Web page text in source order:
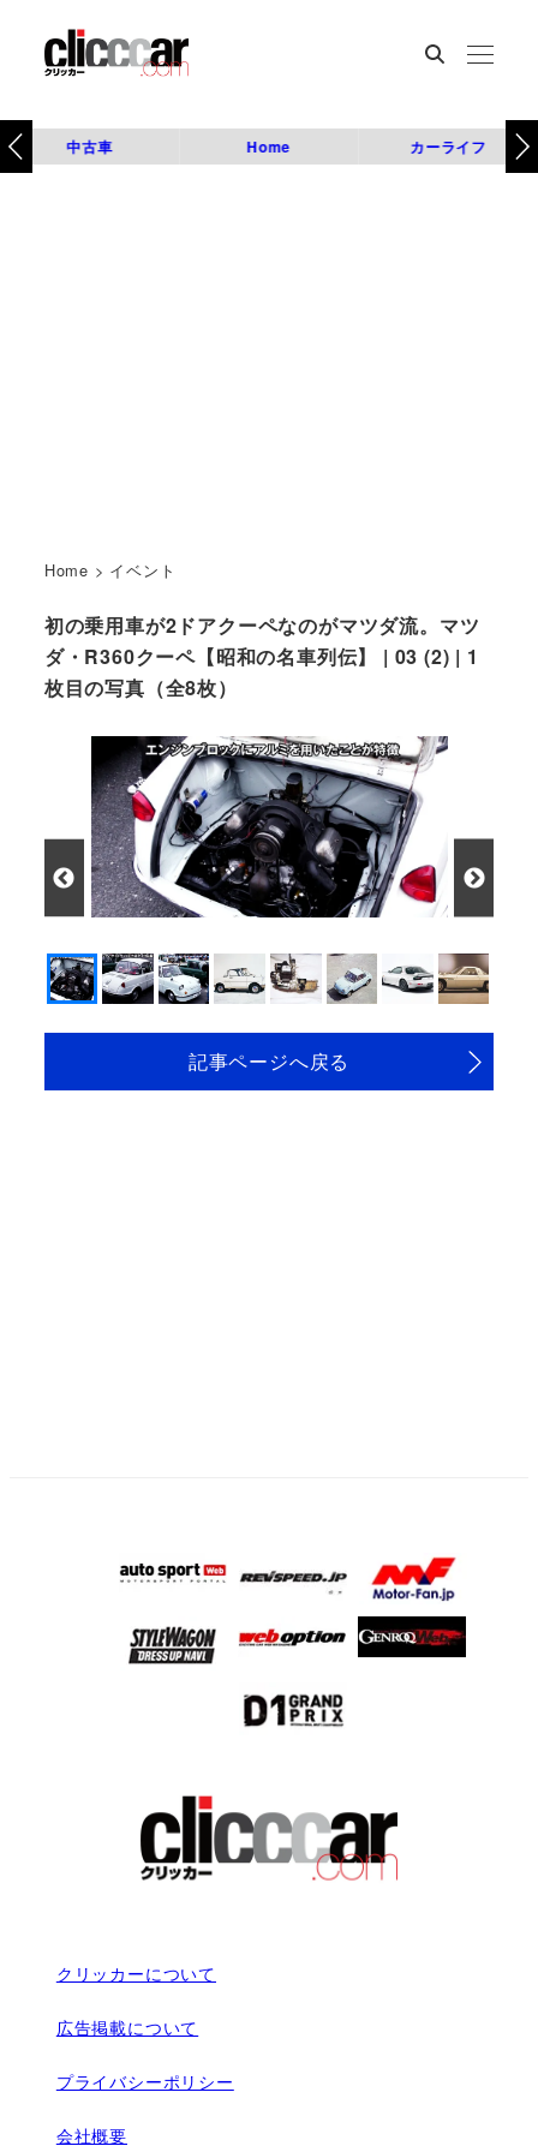
中古車 Home カーライフ
Home > イベント
初の乗用車が2ドアクーペなのがマツダ流。マツ
ダ・R360クーペ【昭和の名車列伝】 | 03 (2) | 1
枚目の写真（全8枚）
記事ページへ戻る
クリッカーについて
広告掲載について
プライバシーポリシー
会社概要